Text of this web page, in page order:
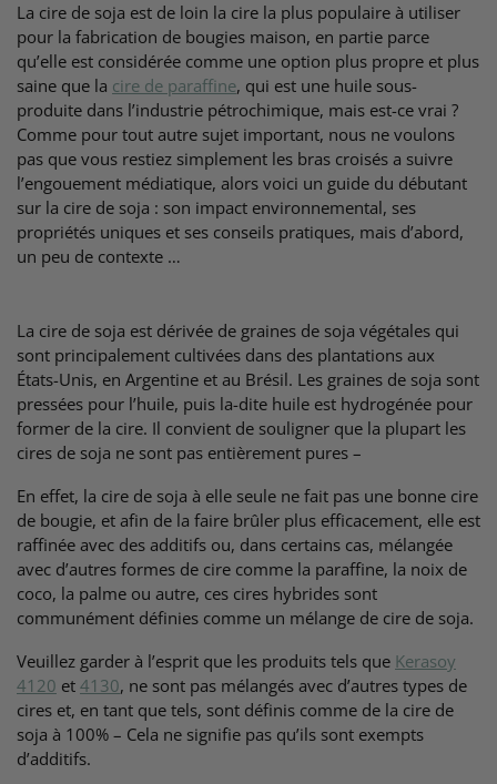
La cire de soja est de loin la cire la plus populaire à utiliser
pour la fabrication de bougies maison, en partie parce
qu’elle est considérée comme une option plus propre et plus
saine que la cire de paraffine, qui est une huile sous-
produite dans l’industrie pétrochimique, mais est-ce vrai ?
Comme pour tout autre sujet important, nous ne voulons
pas que vous restiez simplement les bras croisés a suivre
l’engouement médiatique, alors voici un guide du débutant
sur la cire de soja : son impact environnemental, ses
propriétés uniques et ses conseils pratiques, mais d’abord,
un peu de contexte …
La cire de soja est dérivée de graines de soja végétales qui
sont principalement cultivées dans des plantations aux
États-Unis, en Argentine et au Brésil. Les graines de soja sont
pressées pour l’huile, puis la-dite huile est hydrogénée pour
former de la cire. Il convient de souligner que la plupart les
cires de soja ne sont pas entièrement pures –
En effet, la cire de soja à elle seule ne fait pas une bonne cire
de bougie, et afin de la faire brûler plus efficacement, elle est
raffinée avec des additifs ou, dans certains cas, mélangée
avec d’autres formes de cire comme la paraffine, la noix de
coco, la palme ou autre, ces cires hybrides sont
communément définies comme un mélange de cire de soja.
Veuillez garder à l’esprit que les produits tels que Kerasoy
4120 et 4130, ne sont pas mélangés avec d’autres types de
cires et, en tant que tels, sont définis comme de la cire de
soja à 100% – Cela ne signifie pas qu’ils sont exempts
d’additifs.